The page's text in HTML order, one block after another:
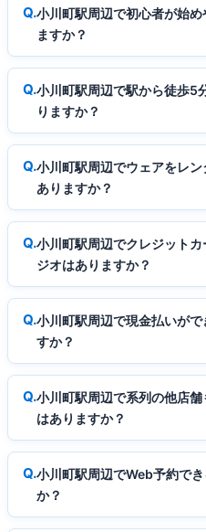
小川町駅周辺で初心者が始
ますか？
小川町駅周辺で駅から徒歩5
りますか？
小川町駅周辺でウェアをレ
ありますか？
小川町駅周辺でクレジット
ジオはありますか？
小川町駅周辺で現金払いが
すか？
小川町駅周辺で系列の他店
はありますか？
小川町駅周辺でWeb予約で
か？